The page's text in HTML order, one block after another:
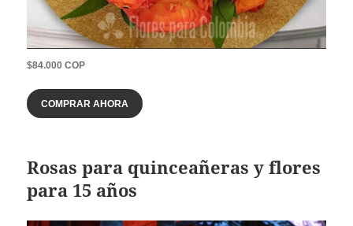
$84.000 COP
COMPRAR AHORA
Rosas para quinceañeras y flores
para 15 años